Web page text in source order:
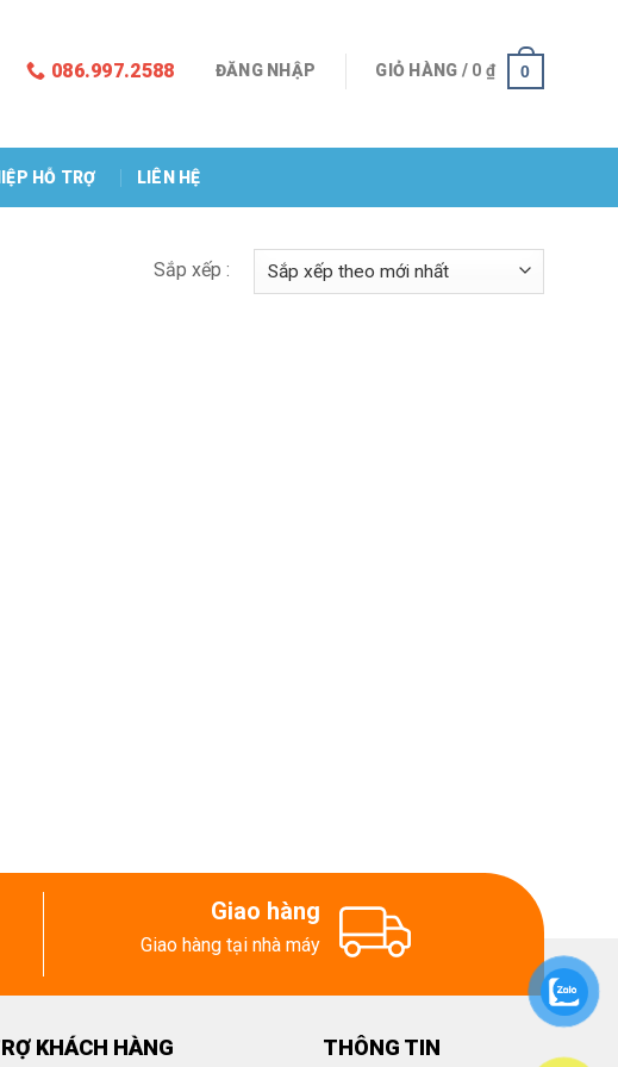
086.997.2588 ĐĂNG NHẬP GIỎ HÀNG / 0 ₫ 0
HỖ TRỢ LIÊN HỆ
Sắp xếp :
Giao hàng
Giao hàng tại nhà máy
KHÁCH HÀNG THÔNG TIN